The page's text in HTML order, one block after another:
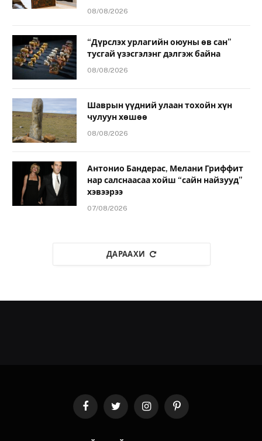
08/08/2026
“Дүрслэх урлагийн оюуны өв сан”
тусгай үзэсгэлэнг дэлгэж байна
08/08/2026
Шаврын үүдний улаан тохойн хүн
чулуун хөшөө
08/08/2026
Антонио Бандерас, Мелани Гриффит
нар салснаасаа хойш “сайн найзууд”
хэвээрээ
07/08/2026
ДАРААХИ
FacebookTwitter InstagramPinterest